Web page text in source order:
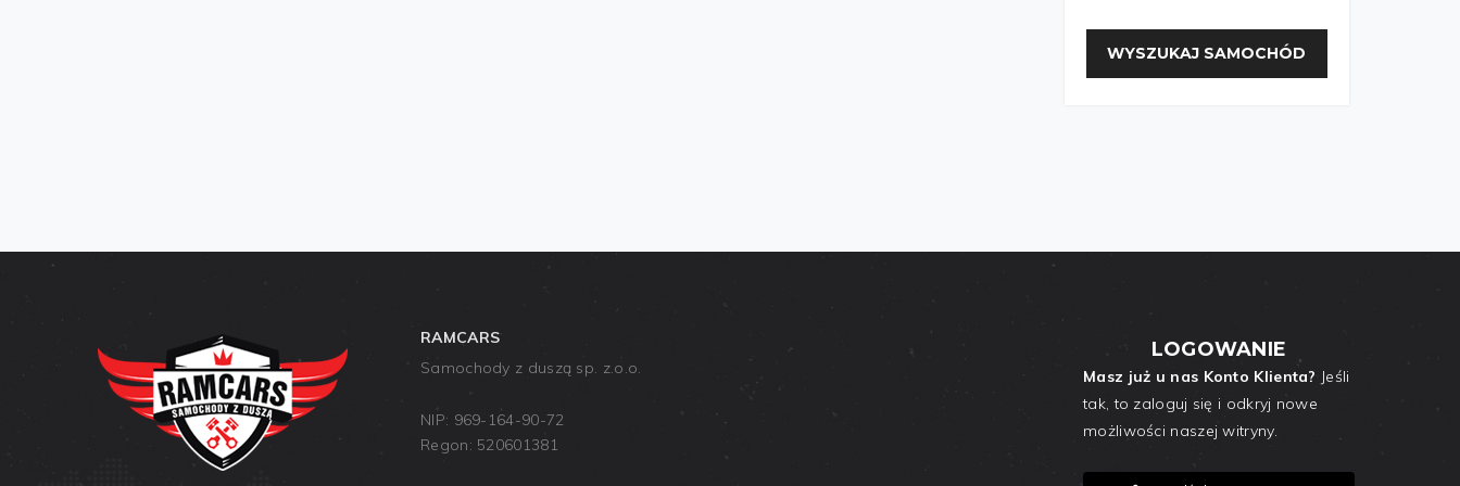
WYSZUKAJ SAMOCHÓD
RAMCARS
Samochody z duszą sp. z.o.o.
NIP: 969-164-90-72
Regon: 520601381
LOGOWANIE
Masz już u nas Konto Klienta? Jeśli
tak, to zaloguj się i odkryj nowe
możliwości naszej witryny.